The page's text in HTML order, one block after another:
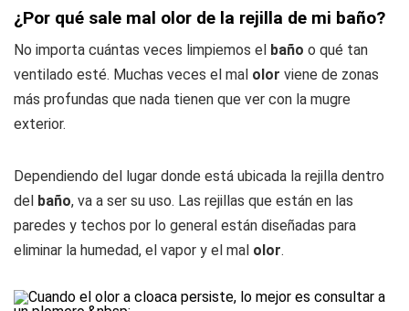
¿Por qué sale mal olor de la rejilla de mi baño?
No importa cuántas veces limpiemos el baño o qué tan
ventilado esté. Muchas veces el mal olor viene de zonas
más profundas que nada tienen que ver con la mugre
exterior.
Dependiendo del lugar donde está ubicada la rejilla dentro
del baño, va a ser su uso. Las rejillas que están en las
paredes y techos por lo general están diseñadas para
eliminar la humedad, el vapor y el mal olor.